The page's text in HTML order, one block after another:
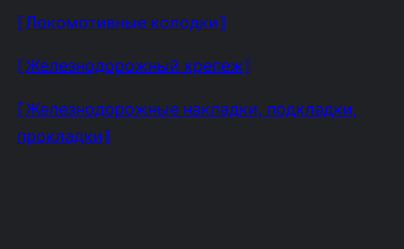
⟦Локомотивные колодки⟧
⟦Железнодорожный крепеж⟧
⟦Железнодорожные накладки, подкладки,
прокладки⟧